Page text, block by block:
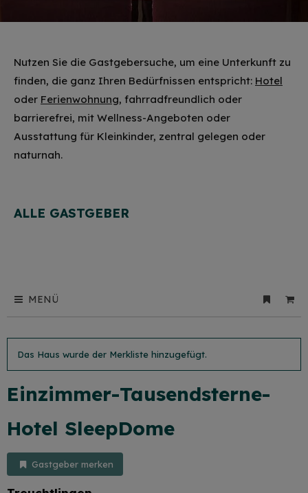
Nutzen Sie die Gastgebersuche, um eine Unterkunft zu
finden, die ganz Ihren Bedürfnissen entspricht: Hotel
oder Ferienwohnung, fahrradfreundlich oder
barrierefrei, mit Wellness-Angeboten oder
Ausstattung für Kleinkinder, zentral gelegen oder
naturnah.
ALLE GASTGEBER
MENÜ
Das Haus wurde der Merkliste hinzugefügt.
Einzimmer-Tausendsterne-
Hotel SleepDome
Gastgeber merken